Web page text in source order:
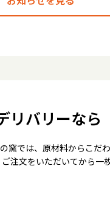
バリーなら
窯では、原材料からこだ
文をいただいてから一